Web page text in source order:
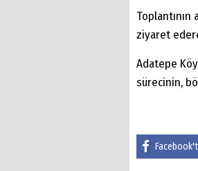
Toplantının
ziyaret
Adatepe
sürecinin,